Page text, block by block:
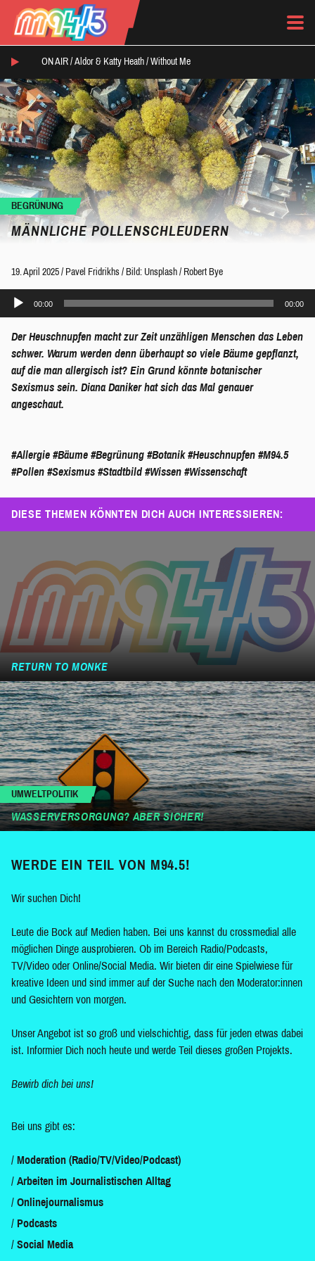
ON AIR / Aldor & Katty Heath / Without Me
BEGRÜNUNG
MÄNNLICHE POLLENSCHLEUDERN
19. April 2025 / Pavel Fridrikhs / Bild: Unsplash / Robert Bye
Audio-
00:00 00:00
Der Heuschnupfen macht zur Zeit unzähligen Menschen das Leben
schwer. Warum werden denn überhaupt so viele Bäume gepflanzt,
auf die man allergisch ist? Ein Grund könnte botanischer
Sexismus sein. Diana Daniker hat sich das Mal genauer
angeschaut.
#Allergie #Bäume #Begrünung #Botanik #Heuschnupfen #M94.5
#Pollen #Sexismus #Stadtbild #Wissen #Wissenschaft
DIESE THEMEN KÖNNTEN DICH AUCH INTERESSIEREN:
RETURN TO MONKE
UMWELTPOLITIK
WASSERVERSORGUNG? ABER SICHER!
WERDE EIN TEIL VON M94.5!
Wir suchen Dich!
Leute die Bock auf Medien haben. Bei uns kannst du crossmedial alle
möglichen Dinge ausprobieren. Ob im Bereich Radio/Podcasts,
TV/Video oder Online/Social Media. Wir bieten dir eine Spielwiese für
kreative Ideen und sind immer auf der Suche nach den Moderator:innen
und Gesichtern von morgen.
Unser Angebot ist so groß und vielschichtig, dass für jeden etwas dabei
ist. Informier Dich noch heute und werde Teil dieses großen Projekts.
Bewirb dich bei uns!
Bei uns gibt es:
Moderation (Radio/TV/Video/Podcast)
Arbeiten im Journalistischen Alltag
Onlinejournalismus
Podcasts
Social Media